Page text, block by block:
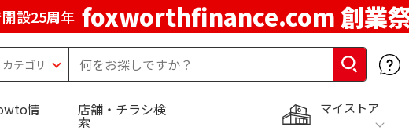
設25周年 foxworthfinance.com 創業
マイストア
情 店舗・チラシ検
索